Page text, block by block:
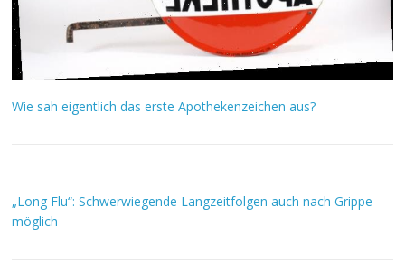
Wie sah eigentlich das erste Apothekenzeichen aus?
„Long Flu“: Schwerwiegende Langzeitfolgen auch nach Grippe
möglich